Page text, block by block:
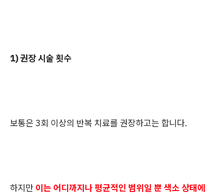
1) 권장 시술 횟수
보통은 3회 이상의 반복 치료를 권장하고는 합니다.
하지만 이는 어디까지나 평균적인 범위일 뿐 색소 상태에